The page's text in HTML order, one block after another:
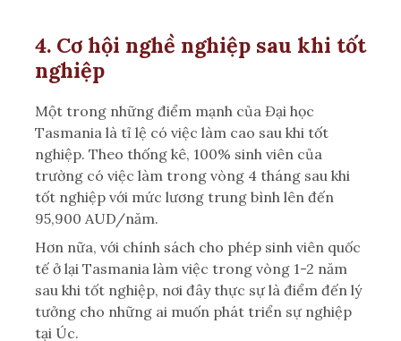
4. Cơ hội nghề nghiệp sau khi tốt
nghiệp
Một trong những điểm mạnh của Đại học
Tasmania là tỉ lệ có việc làm cao sau khi tốt
nghiệp. Theo thống kê, 100% sinh viên của
trường có việc làm trong vòng 4 tháng sau khi
tốt nghiệp với mức lương trung bình lên đến
95,900 AUD/năm.
Hơn nữa, với chính sách cho phép sinh viên quốc
tế ở lại Tasmania làm việc trong vòng 1-2 năm
sau khi tốt nghiệp, nơi đây thực sự là điểm đến lý
tưởng cho những ai muốn phát triển sự nghiệp
tại Úc.